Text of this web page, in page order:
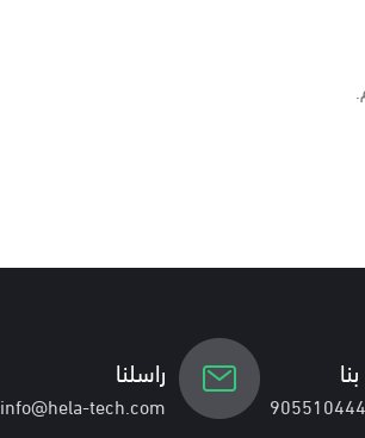
راسلنا
info@hela-tech.com